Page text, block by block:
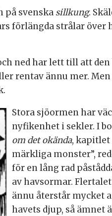
på svenska sillkung.
förlängda strålar över
ned har lett till att
rentav ännu mer.
Stora sjöormen har
nyfikenhet i sekler. I
om det okända, kapitlet
märkliga monster”,
för en lång rad
av havsormar.
ännu återstår mycket
havets djup, så ämnet